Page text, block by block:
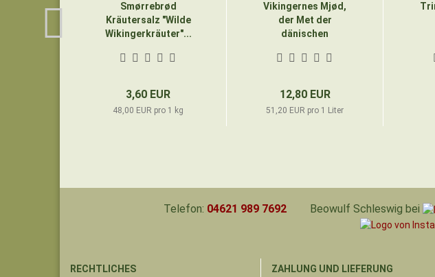
Smørrebrød
Kräutersalz "Wilde
Wikingerkräuter"...
3,60 EUR
48,00 EUR pro 1 kg
Vikingernes Mjød,
der Met der
dänischen
12,80 EUR
51,20 EUR pro 1 Liter
Telefon: 04621 989 7692 Beowulf Schleswig bei
RECHTLICHES
ZAHLUNG UND LIEFERUNG